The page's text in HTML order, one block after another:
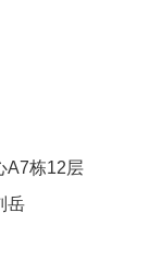
A7栋12层
岳